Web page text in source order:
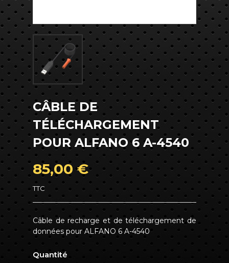
CÂBLE DE
TÉLÉCHARGEMENT
POUR ALFANO 6 A-4540
85,00 €
TTC
Câble de recharge et de téléchargement de
données pour ALFANO 6 A-4540
Quantité